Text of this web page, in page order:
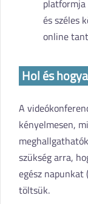
platformja
és széles
online
Hol és
A
kényelmesen,
szükség arra,
egész napunkat
töltsük.